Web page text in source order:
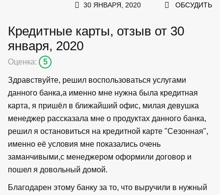
30 ЯНВАРЯ, 2020 ОБСУДИТЬ
Кредитные карты, отзыв от 30
января, 2020
Оценка: 5
Здравствуйте, решил воспользоваться услугами
данного банка,а именно мне нужна была кредитная
карта, я пришёл в ближайший офис, милая девушка
менеджер рассказала мне о продуктах данного банка,
решил я остановиться на кредитной карте "Сезонная",
именно её условия мне показались очень
заманчивыми,с менеджером оформили договор и
пошел я довольный домой.
Благодарен этому банку за то, что выручили в нужный